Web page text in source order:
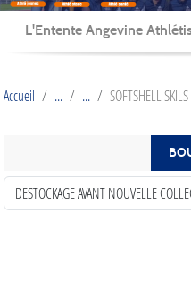
L'Entente Angevine
Accueil SOFTSHELL SKILS